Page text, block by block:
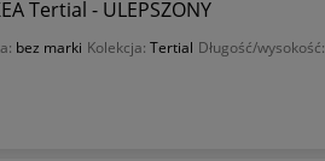
Tertial - ULEPSZONY
bez marki Kolekcja: Tertial Długość/wysokość: